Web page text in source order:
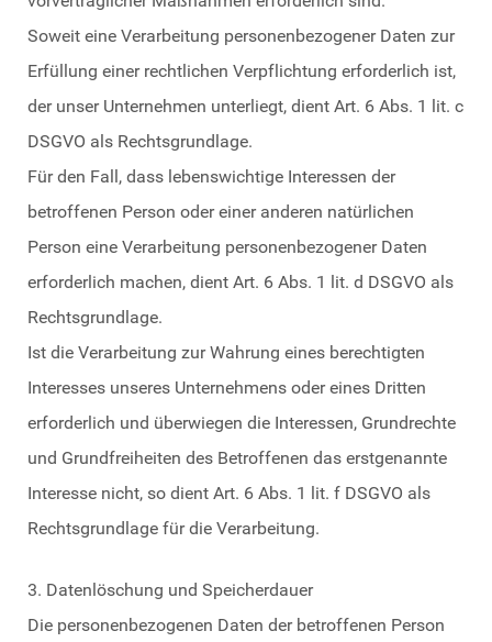
Soweit eine Verarbeitung personenbezogener Daten zur
Erfüllung einer rechtlichen Verpflichtung erforderlich ist,
der unser Unternehmen unterliegt, dient Art. 6 Abs. 1 lit. c
DSGVO als Rechtsgrundlage.
Für den Fall, dass lebenswichtige Interessen der
betroffenen Person oder einer anderen natürlichen
Person eine Verarbeitung personenbezogener Daten
erforderlich machen, dient Art. 6 Abs. 1 lit. d DSGVO als
Rechtsgrundlage.
Ist die Verarbeitung zur Wahrung eines berechtigten
Interesses unseres Unternehmens oder eines Dritten
erforderlich und überwiegen die Interessen, Grundrechte
und Grundfreiheiten des Betroffenen das erstgenannte
Interesse nicht, so dient Art. 6 Abs. 1 lit. f DSGVO als
Rechtsgrundlage für die Verarbeitung.
3. Datenlöschung und Speicherdauer
Die personenbezogenen Daten der betroffenen Person